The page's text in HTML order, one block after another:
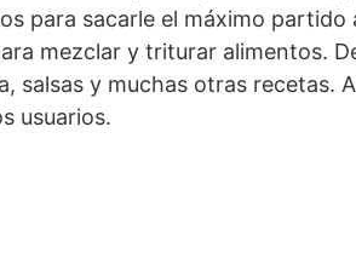
para sacarle el máximo
mezclar y triturar alimentos.
salsas y muchas otras
usuarios.